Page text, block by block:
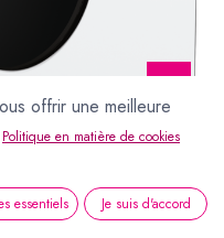
offrir une meilleure
Politique en matière de cookies
essentiels Je suis d'accord